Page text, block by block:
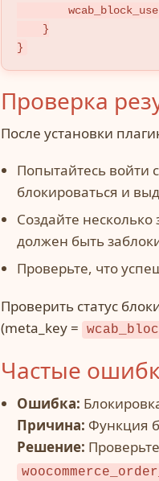
        wcab_block_user($user_id);
}
Проверка
После установки
Попытайтесь войти
блокироваться и
Создайте
должен быть
Проверьте, что
Проверить статус
(meta_key =
Частые
Ошибка:
Причина: Функция
Решение: